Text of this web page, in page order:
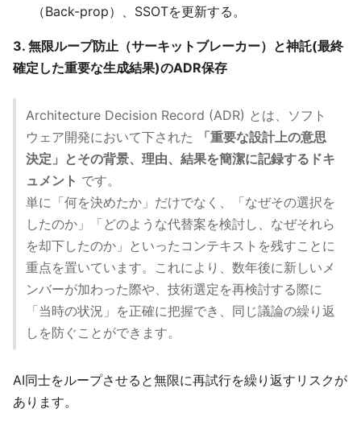
（Back-prop）、SSOTを更新する。
3. 無限ループ防止（サーキットブレーカー）と神託(最終
確定した重要な生成結果)のADR保存
Architecture Decision Record (ADR) とは、ソフト
ウェア開発において下された
「重要な設計上の意思
決定」とその背景、理由、結果を簡潔に記録するドキ
ュメント です。
単に「何を決めたか」だけでなく、「なぜその選択を
したのか」「どのような代替案を検討し、なぜそれら
を却下したのか」といったコンテキストを残すことに
重点を置いています。これにより、数年後に新しいメ
ンバーが加わった際や、技術選定を再検討する際に
「当時の状況」を正確に把握でき、同じ議論の繰り返
しを防ぐことができます。
AI同士をループさせると無限に再試行を繰り返すリスクが
あります。